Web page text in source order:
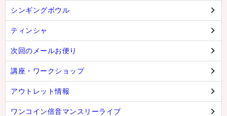
シンギングボウル
ティンシャ
次回のメールお便り
講座・ワークショップ
アウトレット情報
ワンコイン倍音マンスリーライブ